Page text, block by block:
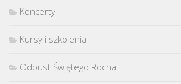
Koncerty
Kursy i szkolenia
Odpust Świętego Rocha